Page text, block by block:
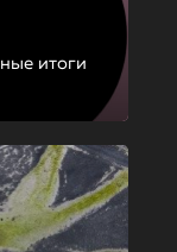
итоги